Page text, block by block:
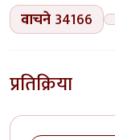
वाचने 34166
प्रतिक्रिया